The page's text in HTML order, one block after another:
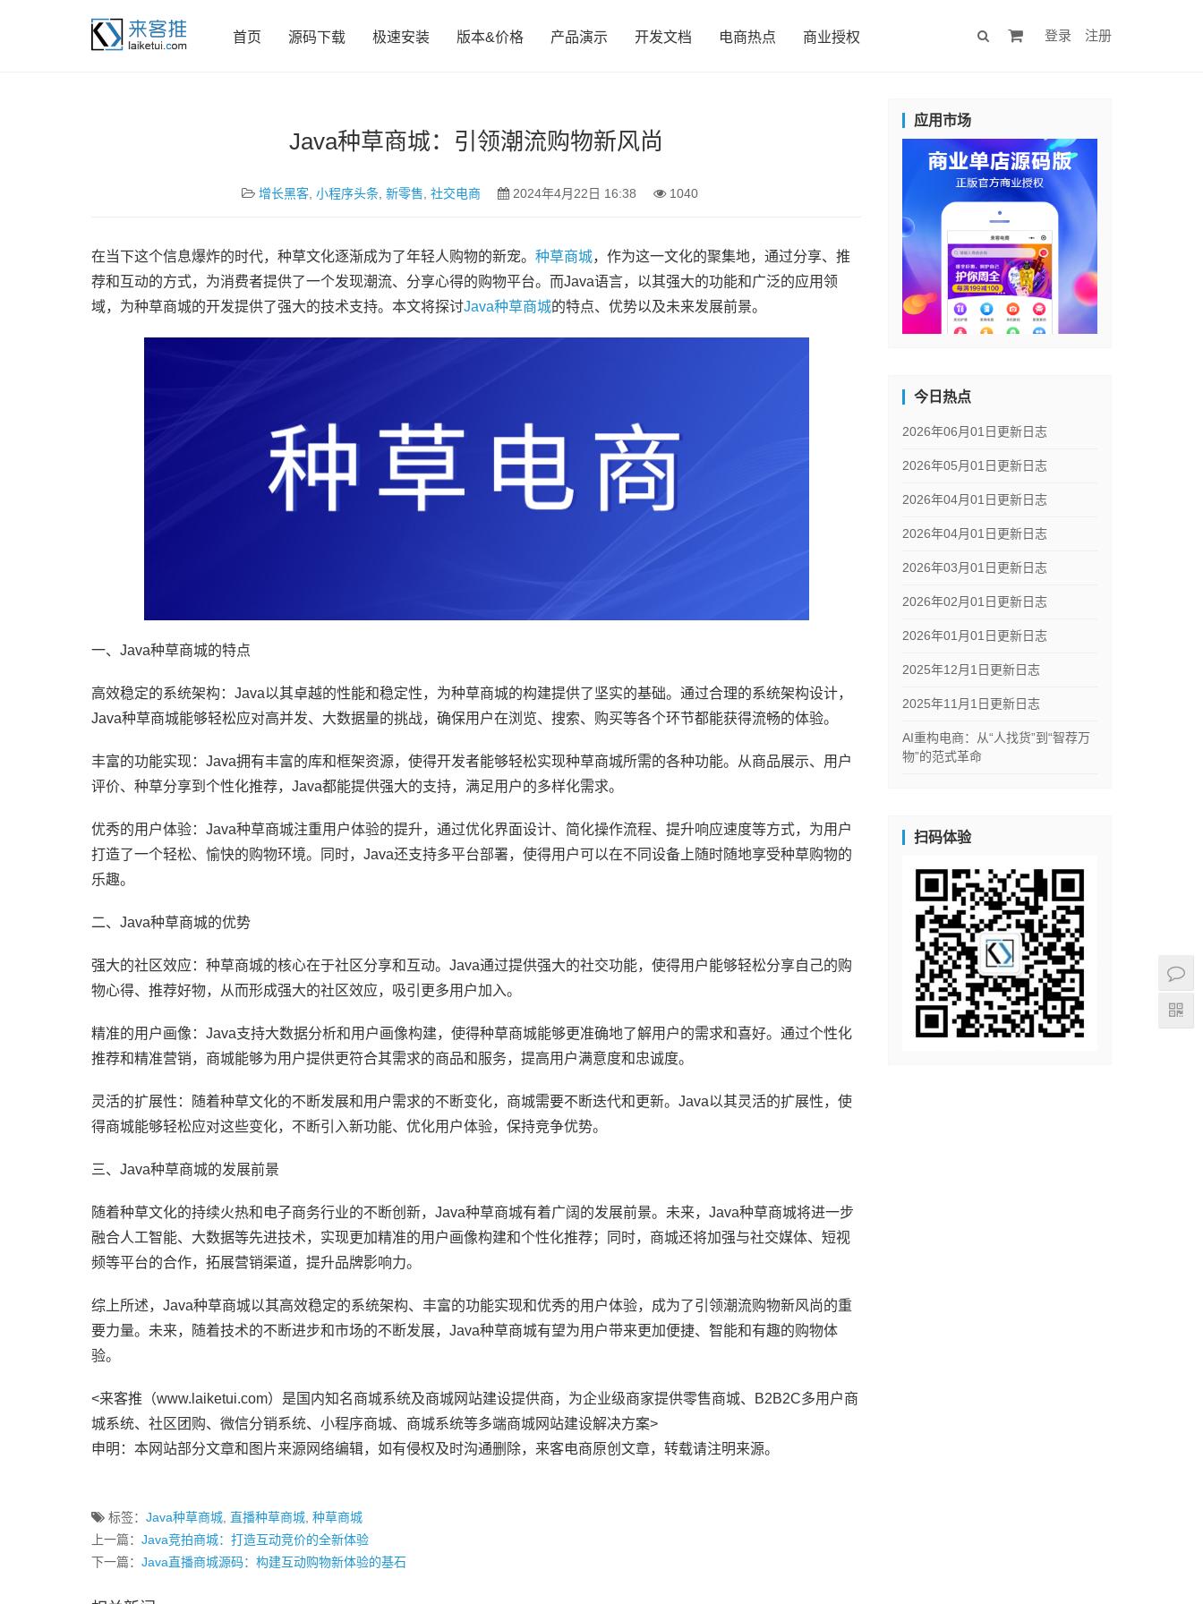
首页 源码下载 极速安装 版本&价格 产品演示 开发文档 电商热点 商业授权 登录 注册
Java种草商城：引领潮流购物新风尚
增长黑客, 小程序头条, 新零售 社交电商 2024年4月22日 16:38 1040
在当下这个信息爆炸的时代，种草文化逐渐成为了年轻人购物的新宠。 种草商城，作为这一文化的聚集地，通过分享、推
荐和互动的方式，为消费者提供了一个发现潮流、分享心得的购物平台。而Java语言，以其强大的功能和广泛的应用领
域，为种草商城的开发提供了强大的技术支持。本文将探讨Java种草商城的特点、优势以及未来发展前景。
一、Java种草商城的特点
高效稳定的系统架构：Java以其卓越的性能和稳定性，为种草商城的构建提供了坚实的基础。通过合理的系统架构设计，
Java种草商城能够轻松应对高并发、大数据量的挑战，确保用户在浏览、搜索、购买等各个环节都能获得流畅的体验。
丰富的功能实现：Java拥有丰富的库和框架资源，使得开发者能够轻松实现种草商城所需的各种功能。从商品展示、用户
评价、种草分享到个性化推荐，Java都能提供强大的支持，满足用户的多样化需求。
优秀的用户体验：Java种草商城注重用户体验的提升，通过优化界面设计、简化操作流程、提升响应速度等方式，为用户
打造了一个轻松、愉快的购物环境。同时，Java还支持多平台部署，使得用户可以在不同设备上随时随地享受种草购物的
乐趣。
二、Java种草商城的优势
强大的社区效应：种草商城的核心在于社区分享和互动。Java通过提供强大的社交功能，使得用户能够轻松分享自己的购
物心得、推荐好物，从而形成强大的社区效应，吸引更多用户加入。
精准的用户画像：Java支持大数据分析和用户画像构建，使得种草商城能够更准确地了解用户的需求和喜好。通过个性化
推荐和精准营销，商城能够为用户提供更符合其需求的商品和服务，提高用户满意度和忠诚度。
灵活的扩展性：随着种草文化的不断发展和用户需求的不断变化，商城需要不断迭代和更新。Java以其灵活的扩展性，使
得商城能够轻松应对这些变化，不断引入新功能、优化用户体验，保持竞争优势。
三、Java种草商城的发展前景
随着种草文化的持续火热和电子商务行业的不断创新，Java种草商城有着广阔的发展前景。未来，Java种草商城将进一步
融合人工智能、大数据等先进技术，实现更加精准的用户画像构建和个性化推荐；同时，商城还将加强与社交媒体、短视
频等平台的合作，拓展营销渠道，提升品牌影响力。
综上所述，Java种草商城以其高效稳定的系统架构、丰富的功能实现和优秀的用户体验，成为了引领潮流购物新风尚的重
要力量。未来，随着技术的不断进步和市场的不断发展，Java种草商城有望为用户带来更加便捷、智能和有趣的购物体
验。
<来客推（www.laiketui.com）是国内知名商城系统及商城网站建设提供商，为企业级商家提供零售商城、B2B2C多用户商
城系统、社区团购、微信分销系统、小程序商城、商城系统等多端商城网站建设解决方案>
申明：本网站部分文章和图片来源网络编辑，如有侵权及时沟通删除，来客电商原创文章，转载请注明来源。
标签： Java种草商城, 直播种草商城, 种草商城
上一篇： Java竞拍商城：打造互动竞价的全新体验
下一篇： Java直播商城源码：构建互动购物新体验的基石
应用市场
今日热点
2026年06月01日更新日志
2026年05月01日更新日志
2026年04月01日更新日志
2026年04月01日更新日志
2026年03月01日更新日志
2026年02月01日更新日志
2026年01月01日更新日志
2025年12月1日更新日志
2025年11月1日更新日志
AI重构电商：从“人找货”到“智荐万
物”的范式革命
扫码体验